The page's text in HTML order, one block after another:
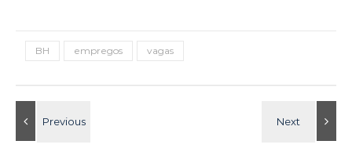
BH empregos vagas